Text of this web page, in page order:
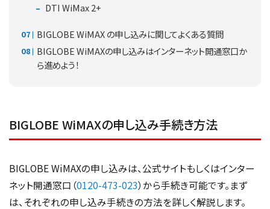
DTI WiMax 2+
BIGLOBE WiMAX の申し込みに関してよくある質問
BIGLOBE WiMAXの申し込みはインターネット開通窓口か
ら進めよう！
BIGLOBE WiMAXの申し込み手続き方法
BIGLOBE WiMAXの申し込みは、公式サイトもしくはインター
ネット開通窓口（0120-473-023）から手続き可能です。まず
は、それぞれの申し込み手続きの方法を詳しく解説します。